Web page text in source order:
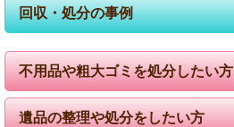
回収・処分の事例
不用品や粗大ゴミを処分したい方
遺品の整理や処分をしたい方